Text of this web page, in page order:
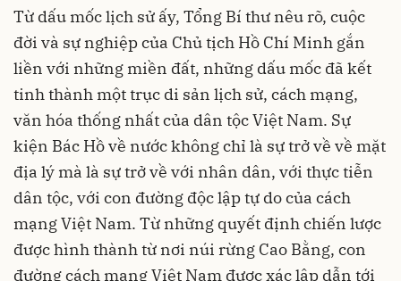
Từ dấu mốc lịch sử ấy, Tổng Bí thư nêu rõ, cuộc
đời và sự nghiệp của Chủ tịch Hồ Chí Minh gắn
liền với những miền đất, những dấu mốc đã kết
tinh thành một trục di sản lịch sử, cách mạng,
văn hóa thống nhất của dân tộc Việt Nam. Sự
kiện Bác Hồ về nước không chỉ là sự trở về về mặt
địa lý mà là sự trở về với nhân dân, với thực tiễn
dân tộc, với con đường độc lập tự do của cách
mạng Việt Nam. Từ những quyết định chiến lược
được hình thành từ nơi núi rừng Cao Bằng, con
đường cách mạng Việt Nam được xác lập dẫn tới